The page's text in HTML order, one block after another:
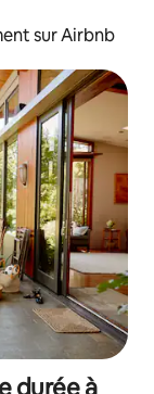
sur Airbnb
durée à